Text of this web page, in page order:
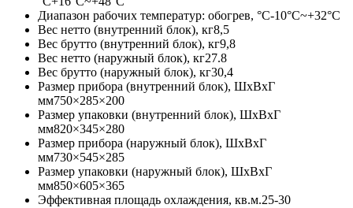
Диапазон рабочих температур: обогрев, °С-10°С~+32°С
Вес нетто (внутренний блок), кг8,5
Вес брутто (внутренний блок), кг9,8
Вес нетто (наружный блок), кг27.8
Вес брутто (наружный блок), кг30,4
Размер прибора (внутренний блок), ШхВхГ
мм750×285×200
Размер упаковки (внутренний блок), ШхВхГ
мм820×345×280
Размер прибора (наружный блок), ШхВхГ
мм730×545×285
Размер упаковки (наружный блок), ШхВхГ
мм850×605×365
Эффективная площадь охлаждения, кв.м.25-30